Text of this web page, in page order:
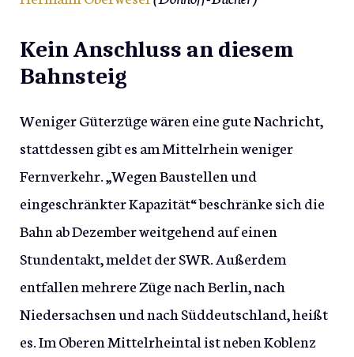
Kein Anschluss an diesem
Bahnsteig
Weniger Güterzüge wären eine gute Nachricht,
stattdessen gibt es am Mittelrhein weniger
Fernverkehr. „Wegen Baustellen und
eingeschränkter Kapazität“ beschränke sich die
Bahn ab Dezember weitgehend auf einen
Stundentakt, meldet der SWR. Außerdem
entfallen mehrere Züge nach Berlin, nach
Niedersachsen und nach Süddeutschland, heißt
es. Im Oberen Mittelrheintal ist neben Koblenz